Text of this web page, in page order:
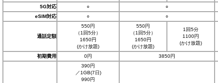
5G対応 ○
○
eSIM対応
○ ○
通話定額
550円
（1回5分）
1650円
(かけ放題)
550円
（1回5分）
1650円
(かけ放題)
1回5分
1100円
(かけ放題)
初期費用 0円 3850円
390円
／1GB(7日)
990円